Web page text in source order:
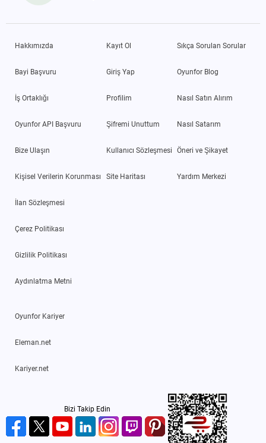
Hakkımızda
Bayi Başvuru
İş Ortaklığı
Oyunfor API Başvuru
Bize Ulaşın
Kişisel Verilerin Korunması
İlan Sözleşmesi
Çerez Politikası
Gizlilik Politikası
Aydınlatma Metni
Kayıt Ol
Giriş Yap
Profilim
Şifremi Unuttum
Kullanıcı Sözleşmesi
Site Haritası
Sıkça Sorulan Sorular
Oyunfor Blog
Nasıl Satın Alırım
Nasıl Satarım
Öneri ve Şikayet
Yardım Merkezi
Oyunfor Kariyer
Eleman.net
Kariyer.net
Bizi Takip Edin